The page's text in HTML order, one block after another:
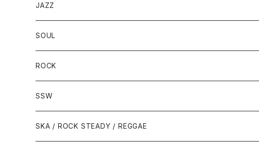
JAZZ
SOUL
ROCK
SSW
SKA / ROCK STEADY / REGGAE